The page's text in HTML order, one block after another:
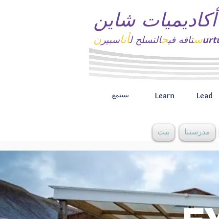
أكاديميات شاين
ستافه فيحالتسلح لأناسبير ن
يستمع Learn Lead
بيت مدرستنا